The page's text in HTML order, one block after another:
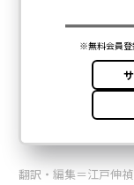
翻訳・編集＝江戸伸禎